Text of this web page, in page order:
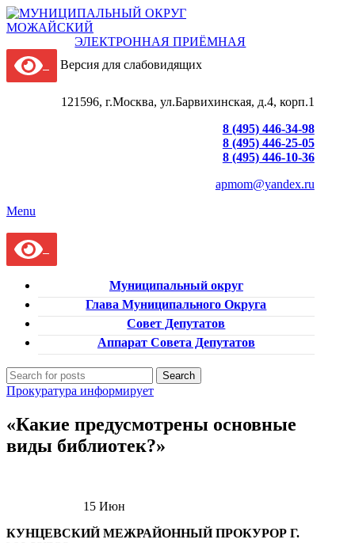
ЭЛЕКТРОННАЯ ПРИЁМНАЯ
Версия для слабовидящих
121596, г.Москва, ул.Барвихинская, д.4, корп.1
8 (495) 446-34-98
8 (495) 446-25-05
8 (495) 446-10-36
apmom@yandex.ru
Menu
Муниципальный округ
Глава Муниципального Округа
Совет Депутатов
Аппарат Совета Депутатов
Search
Прокуратура информирует
«Какие предусмотрены основные
виды библиотек?»
15Июн
КУНЦЕВСКИЙ МЕЖРАЙОННЫЙ ПРОКУРОР Г.